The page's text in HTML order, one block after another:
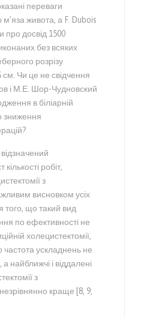
переваги
живота, а F. Dubois
про досвід 1500
без всяких
розрізу
Чи це не свідчення
і М.Е. Шор-Чудновский
в біліарній
зниження
робіт,
з
висновком усіх
того, що такий вид
по ефективності не
холецистектомії,
ускладнень не
найближчі і віддалені
з
краще [8, 9,